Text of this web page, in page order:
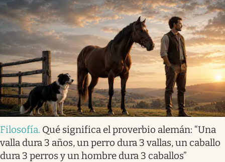
Filosofía. Qué significa el proverbio alemán: “Una
valla dura 3 años, un perro dura 3 vallas, un caballo
dura 3 perros y un hombre dura 3 caballos”